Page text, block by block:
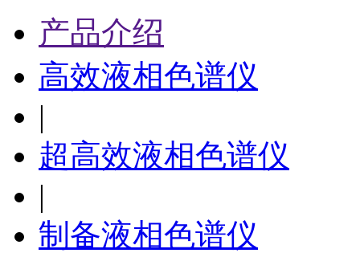
产品介绍
高效液相色谱仪
|
超高效液相色谱仪
|
制备液相色谱仪